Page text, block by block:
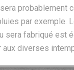
probablement
par exemple.
sera fabriqué est
diverses